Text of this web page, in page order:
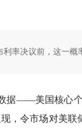
率决议前，这一概
据——美国核心
，令市场对美联